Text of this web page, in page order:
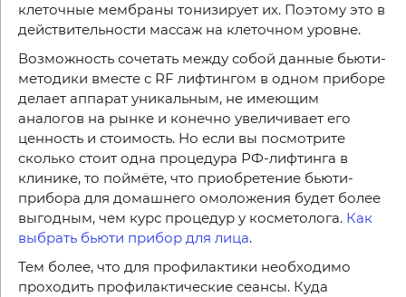
клеточные мембраны тонизирует их. Поэтому это в
действительности массаж на клеточном уровне.
Возможность сочетать между собой данные бьюти-
методики вместе с RF лифтингом в одном приборе
делает аппарат уникальным, не имеющим
аналогов на рынке и конечно увеличивает его
ценность и стоимость. Но если вы посмотрите
сколько стоит одна процедура РФ-лифтинга в
клинике, то поймёте, что приобретение бьюти-
прибора для домашнего омоложения будет более
выгодным, чем курс процедур у косметолога. Как
выбрать бьюти прибор для лица.
Тем более, что для профилактики необходимо
проходить профилактические сеансы. Куда